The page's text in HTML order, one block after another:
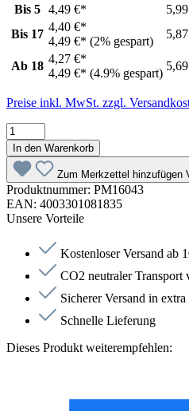
Bis 5 4,49 €*
Bis 17
4,40 €*
4,49 €* (2% gespart)
Ab 18
4,27 €*
4,49 €* (4.9% gespart)
Preise inkl. MwSt. zzgl.
In den Warenkorb
Zum Merkzettel hinzufügen
Produktnummer: PM16043
EAN: 4003301081835
Unsere Vorteile
Kostenloser Versand ab
CO2 neutraler Transport
Sicherer Versand in
Schnelle Lieferung
Dieses Produkt weiterempfehlen: